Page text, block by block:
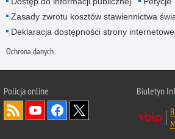
Zasady zwrotu kosztów stawiennictwa
Deklaracja dostępności strony
Ochrona danych
Policja online
Biuletyn